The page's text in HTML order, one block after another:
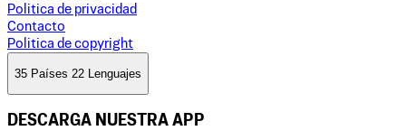
Politica de privacidad
Contacto
Politica de copyright
35 Países 22 Lenguajes
DESCARGA NUESTRA APP